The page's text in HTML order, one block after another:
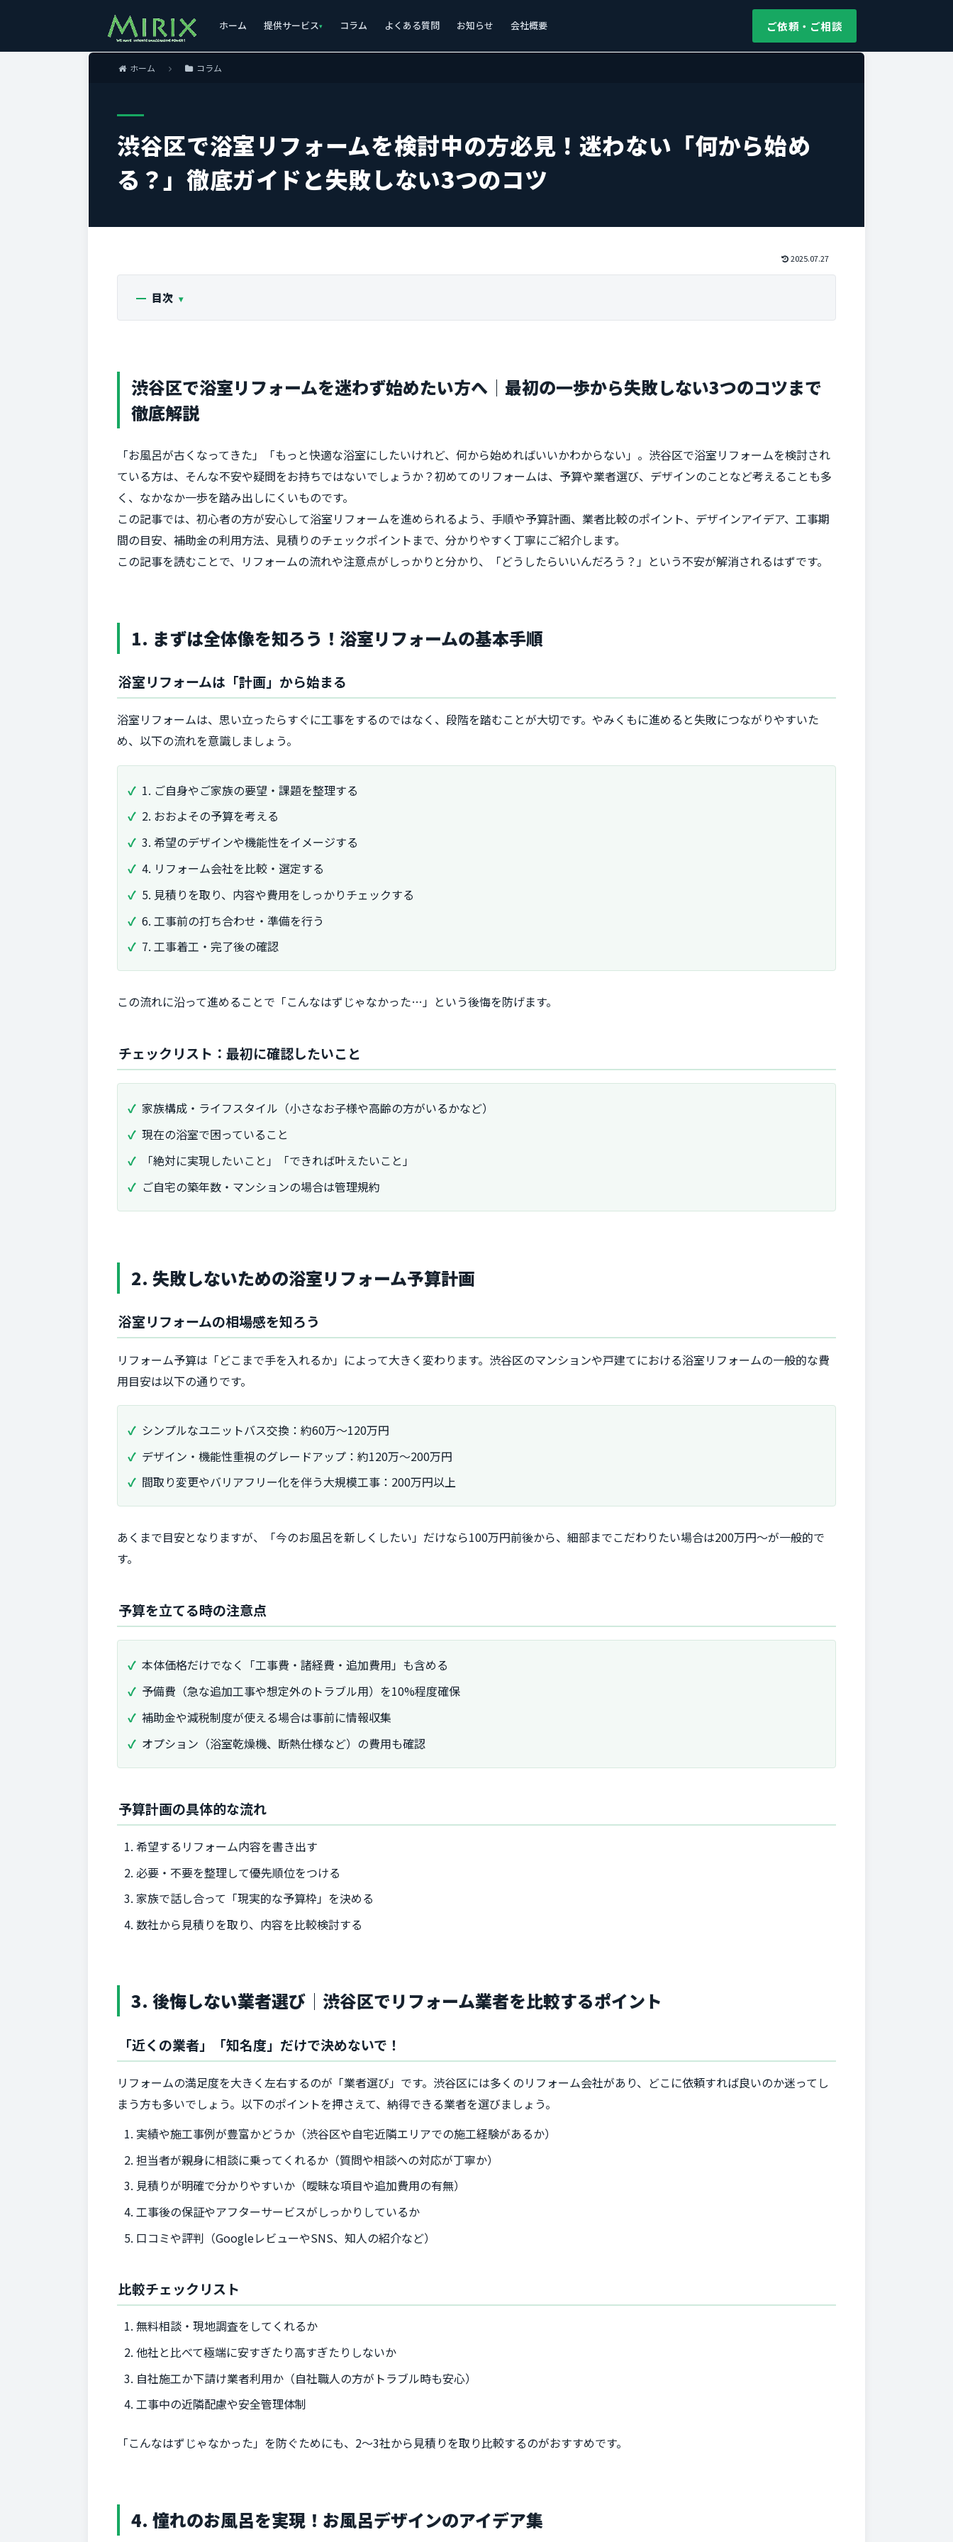
ご依頼・ご相談
ホーム 提供サービス コラム よくある質問 お知らせ 会社概要
ホーム コラム
渋谷区で浴室リフォームを検討中の方必見！迷わない「何から始め
る？」徹底ガイドと失敗しない3つのコツ
2025.07.27
目次
渋谷区で浴室リフォームを迷わず始めたい方へ│最初の一歩から失敗しない3つのコツまで
徹底解説
「お風呂が古くなってきた」「もっと快適な浴室にしたいけれど、何から始めればいいかわからない」。渋谷区で浴室リフォームを検討され
ている方は、そんな不安や疑問をお持ちではないでしょうか？初めてのリフォームは、予算や業者選び、デザインのことなど考えることも多
く、なかなか一歩を踏み出しにくいものです。
この記事では、初心者の方が安心して浴室リフォームを進められるよう、手順や予算計画、業者比較のポイント、デザインアイデア、工事期
間の目安、補助金の利用方法、見積りのチェックポイントまで、分かりやすく丁寧にご紹介します。
この記事を読むことで、リフォームの流れや注意点がしっかりと分かり、「どうしたらいいんだろう？」という不安が解消されるはずです。
1. まずは全体像を知ろう！浴室リフォームの基本手順
浴室リフォームは「計画」から始まる
浴室リフォームは、思い立ったらすぐに工事をするのではなく、段階を踏むことが大切です。やみくもに進めると失敗につながりやすいた
め、以下の流れを意識しましょう。
1. ご自身やご家族の要望・課題を整理する
2. おおよその予算を考える
3. 希望のデザインや機能性をイメージする
4. リフォーム会社を比較・選定する
5. 見積りを取り、内容や費用をしっかりチェックする
6. 工事前の打ち合わせ・準備を行う
7. 工事着工・完了後の確認
この流れに沿って進めることで「こんなはずじゃなかった…」という後悔を防げます。
チェックリスト：最初に確認したいこと
家族構成・ライフスタイル（小さなお子様や高齢の方がいるかなど）
現在の浴室で困っていること
「絶対に実現したいこと」「できれば叶えたいこと」
ご自宅の築年数・マンションの場合は管理規約
2. 失敗しないための浴室リフォーム予算計画
浴室リフォームの相場感を知ろう
リフォーム予算は「どこまで手を入れるか」によって大きく変わります。渋谷区のマンションや戸建てにおける浴室リフォームの一般的な費
用目安は以下の通りです。
シンプルなユニットバス交換：約60万～120万円
デザイン・機能性重視のグレードアップ：約120万～200万円
間取り変更やバリアフリー化を伴う大規模工事：200万円以上
あくまで目安となりますが、「今のお風呂を新しくしたい」だけなら100万円前後から、細部までこだわりたい場合は200万円～が一般的で
す。
予算を立てる時の注意点
本体価格だけでなく「工事費・諸経費・追加費用」も含める
予備費（急な追加工事や想定外のトラブル用）を10%程度確保
補助金や減税制度が使える場合は事前に情報収集
オプション（浴室乾燥機、断熱仕様など）の費用も確認
予算計画の具体的な流れ
希望するリフォーム内容を書き出す
必要・不要を整理して優先順位をつける
家族で話し合って「現実的な予算枠」を決める
数社から見積りを取り、内容を比較検討する
3. 後悔しない業者選び│渋谷区でリフォーム業者を比較するポイント
「近くの業者」「知名度」だけで決めないで！
リフォームの満足度を大きく左右するのが「業者選び」です。渋谷区には多くのリフォーム会社があり、どこに依頼すれば良いのか迷ってし
まう方も多いでしょう。以下のポイントを押さえて、納得できる業者を選びましょう。
実績や施工事例が豊富かどうか（渋谷区や自宅近隣エリアでの施工経験があるか）
担当者が親身に相談に乗ってくれるか（質問や相談への対応が丁寧か）
見積りが明確で分かりやすいか（曖昧な項目や追加費用の有無）
工事後の保証やアフターサービスがしっかりしているか
口コミや評判（GoogleレビューやSNS、知人の紹介など）
比較チェックリスト
無料相談・現地調査をしてくれるか
他社と比べて極端に安すぎたり高すぎたりしないか
自社施工か下請け業者利用か（自社職人の方がトラブル時も安心）
工事中の近隣配慮や安全管理体制
「こんなはずじゃなかった」を防ぐためにも、2～3社から見積りを取り比較するのがおすすめです。
4. 憧れのお風呂を実現！お風呂デザインのアイデア集